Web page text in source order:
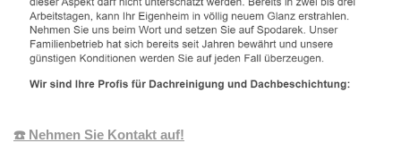
☎️ Nehmen Sie Kontakt auf!